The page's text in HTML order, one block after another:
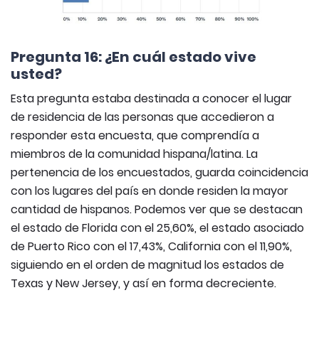
Pregunta 16: ¿En cuál estado vive
usted?
Esta pregunta estaba destinada a conocer el lugar
de residencia de las personas que accedieron a
responder esta encuesta, que comprendía a
miembros de la comunidad hispana/latina. La
pertenencia de los encuestados, guarda coincidencia
con los lugares del país en donde residen la mayor
cantidad de hispanos. Podemos ver que se destacan
el estado de Florida con el 25,60%, el estado asociado
de Puerto Rico con el 17,43%, California con el 11,90%,
siguiendo en el orden de magnitud los estados de
Texas y New Jersey, y así en forma decreciente.